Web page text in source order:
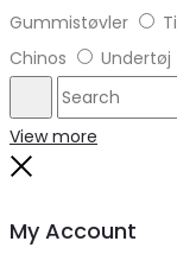
Gummistøvler
Chinos
Undertøj
Search
View more
My Account